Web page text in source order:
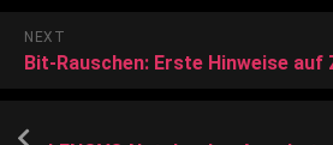
NEXT